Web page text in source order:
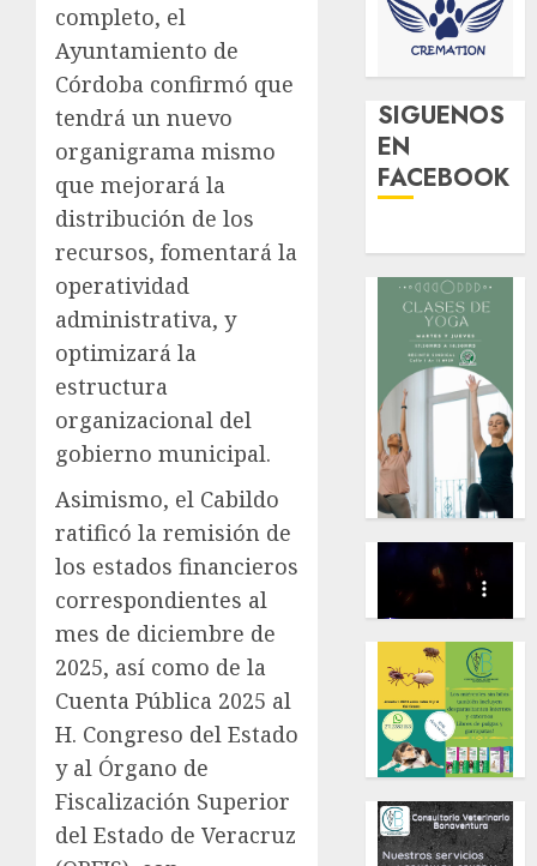
completo, el
Ayuntamiento de
Córdoba confirmó que
tendrá un nuevo
organigrama mismo
que mejorará la
distribución de los
recursos, fomentará la
operatividad
administrativa, y
optimizará la
estructura
organizacional del
gobierno municipal.
Asimismo, el Cabildo
ratificó la remisión de
los estados financieros
correspondientes al
mes de diciembre de
2025, así como de la
Cuenta Pública 2025 al
H. Congreso del Estado
y al Órgano de
Fiscalización Superior
del Estado de Veracruz
SIGUENOS
EN
FACEBOOK